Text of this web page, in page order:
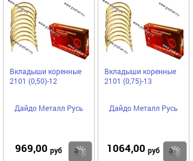
избранное
Вкладыши коренные
2101 (0,50)-12
Дайдо Металл Русь
969,00 руб Купить
Вкладыши коренные
2101 (0,75)-13
Дайдо Металл Русь
1064,00 руб